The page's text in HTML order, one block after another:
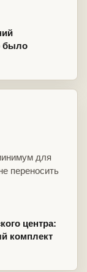
было
для
переносить
центра:
комплект